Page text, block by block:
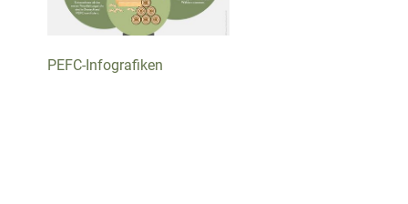
PEFC-Infografiken